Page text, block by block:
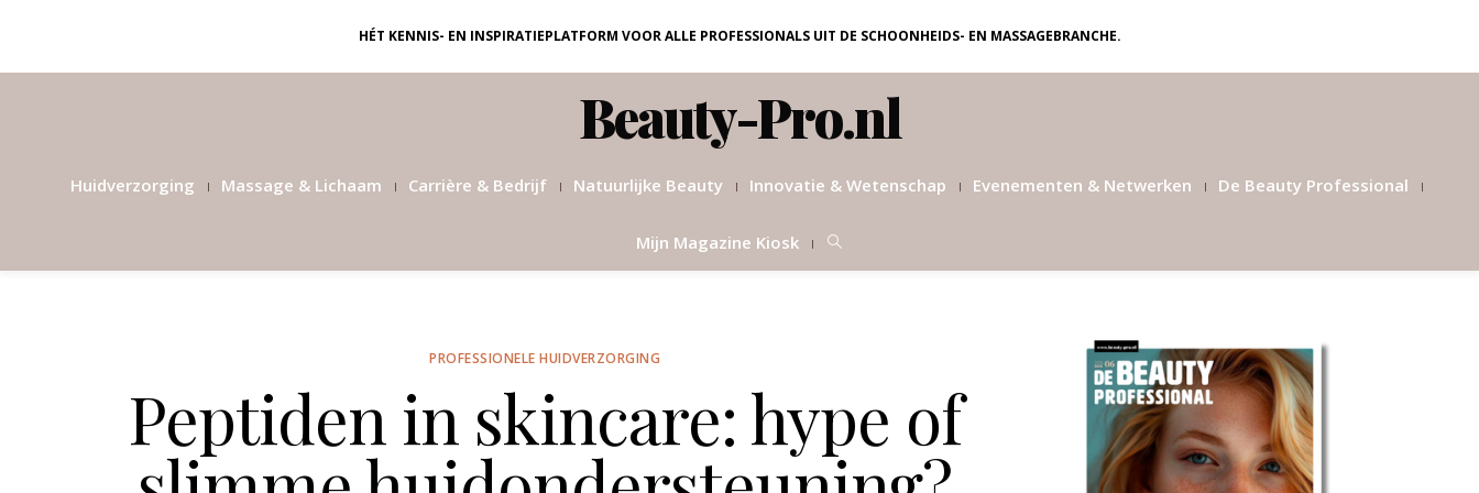
HÉT KENNIS- EN INSPIRATIEPLATFORM VOOR ALLE PROFESSIONALS UIT DE SCHOONHEIDS- EN MASSAGEBRANCHE.
Beauty-Pro.nl
Huidverzorging Massage & Lichaam Carrière & Bedrijf Natuurlijke Beauty Innovatie & Wetenschap Evenementen & Netwerken De Beauty Professional
Mijn Magazine Kiosk
PROFESSIONELE HUIDVERZORGING
Peptiden in skincare: hype of